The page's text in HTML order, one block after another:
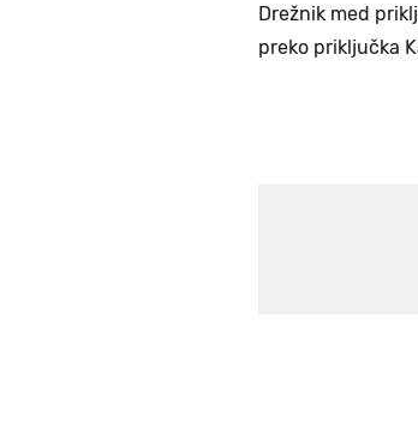
Drežnik med
preko priključka